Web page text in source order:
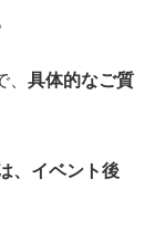
、具体的なご質
、イベント後